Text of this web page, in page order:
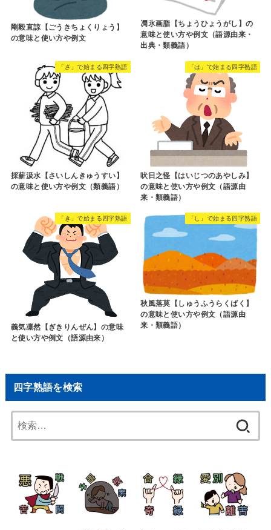
剛毅直諒【ごうきちょくりょう】
の意味と使い方や例文
凋氷画脂【ちょうひょうがし】の
意味と使い方や例文（語源由来・
出典・類義語）
「さ」で始まる四字熟語
採薪汲水【さいしんきゅうすい】
の意味と使い方や例文（類義語）
「は」で始まる四字熟語
吠日之怪【はいじつのあやしみ】
の意味と使い方や例文（語源由
来・類義語）
「き」で始まる四字熟語
義気凛然【ぎきりんぜん】の意味
と使い方や例文（語源由来）
「し」で始まる四字熟語
秋風落莫【しゅうふうらくばく】
の意味と使い方や例文（語源由
来・類義語）
四字熟語を検索
索: